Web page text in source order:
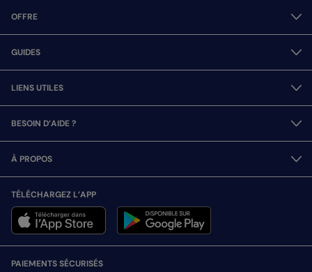
OFFRE
GUIDES
LIENS UTILES
BESOIN D’AIDE ?
À PROPOS
TÉLÉCHARGEZ L’APP
PAIEMENTS SÉCURISÉS